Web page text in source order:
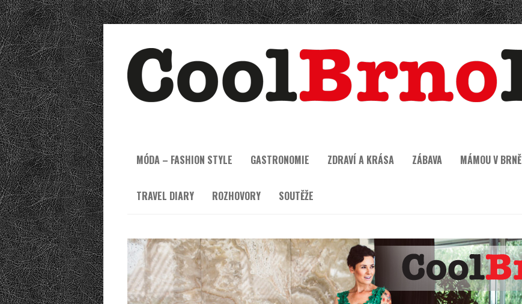
MÓDA – FASHION STYLE GASTRONOMIE ZDRAVÍ A KRÁSA ZÁBAVA MÁMOU V BRNĚ
TRAVEL DIARY ROZHOVORY SOUTĚŽE